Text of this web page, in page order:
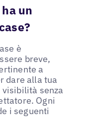
un
è
breve,
a
dare alla tua
visibilità senza
Ogni
i seguenti